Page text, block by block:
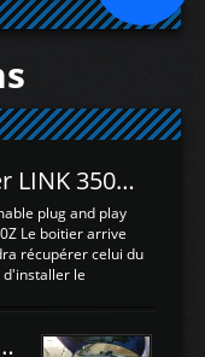
Test du boitier LINK 350Z Plugin ECU
plug and play
Le boitier arrive
récupérer celui du
le
de la large bande
Type R FK2